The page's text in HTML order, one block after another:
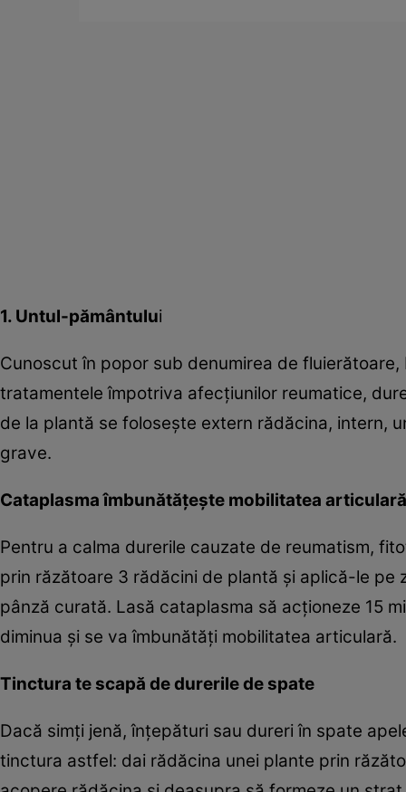
1. Untul-pământului
Cunoscut în popor sub denumirea de
tratamentele împotriva afecţiunilor reumatice,
de la plantă se foloseşte extern rădăcina, intern,
grave.
Cataplasma îmbunătăţeşte mobilitatea articulară
Pentru a calma durerile cauzate de reumatism,
prin răzătoare 3 rădăcini de plantă şi aplică-le
pânză curată. Lasă cataplasma să acţioneze 15
diminua şi se va îmbunătăţi mobilitatea articulară.
Tinctura te scapă de durerile de spate
Dacă simţi jenă, înţepături sau dureri în spate
tinctura astfel: dai rădăcina unei plante prin